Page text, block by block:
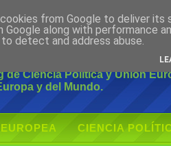
de Ciencia Política y Unión
y del Mundo.
CIENCIA
from Google to deliver its
Google along with performance
detect and address abuse.